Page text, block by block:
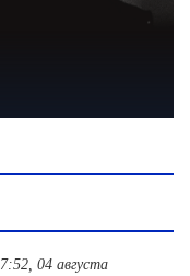
7:52, 04 августа